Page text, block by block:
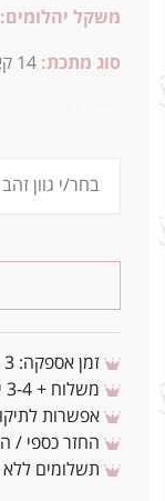
משקל יהלומים:
סוג מתכת: 14
זמן אספקה: 3 - 10 ימי עסקים מאישור העסקה
משלוח + 3-4 ימי עסקים(צריכים לפני ? צרו איתנו קשר)
אפשרות
החזר כספי /
תשלומים ללא